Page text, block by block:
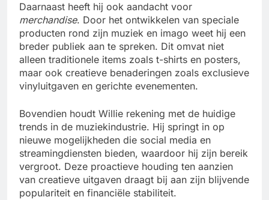
Daarnaast heeft hij ook aandacht voor
merchandise. Door het ontwikkelen van speciale
producten rond zijn muziek en imago weet hij een
breder publiek aan te spreken. Dit omvat niet
alleen traditionele items zoals t-shirts en posters,
maar ook creatieve benaderingen zoals exclusieve
vinyluitgaven en gerichte evenementen.
Bovendien houdt Willie rekening met de huidige
trends in de muziekindustrie. Hij springt in op
nieuwe mogelijkheden die social media en
streamingdiensten bieden, waardoor hij zijn bereik
vergroot. Deze proactieve houding ten aanzien
van creatieve uitgaven draagt bij aan zijn blijvende
populariteit en financiële stabiliteit.